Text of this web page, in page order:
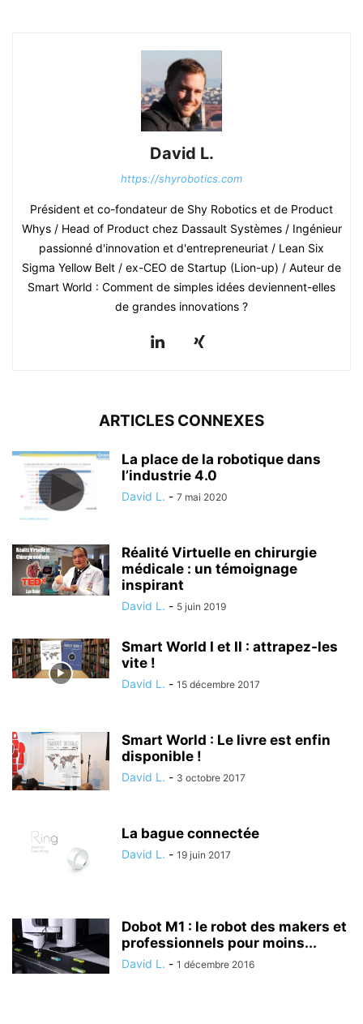
David L.
https://shyrobotics.com
Président et co-fondateur de Shy Robotics et de Product
Whys / Head of Product chez Dassault Systèmes / Ingénieur
passionné d'innovation et d'entrepreneuriat / Lean Six
Sigma Yellow Belt / ex-CEO de Startup (Lion-up) / Auteur de
Smart World : Comment de simples idées deviennent-elles
de grandes innovations ?
ARTICLES CONNEXES
La place de la robotique dans
l’industrie 4.0
David L. - 7 mai 2020
Réalité Virtuelle en chirurgie
médicale : un témoignage
inspirant
David L. - 5 juin 2019
Smart World I et II : attrapez-les
vite !
David L. - 15 décembre 2017
Smart World : Le livre est enfin
disponible !
David L. - 3 octobre 2017
La bague connectée
David L. - 19 juin 2017
Dobot M1 : le robot des makers et
professionnels pour moins...
David L. - 1 décembre 2016